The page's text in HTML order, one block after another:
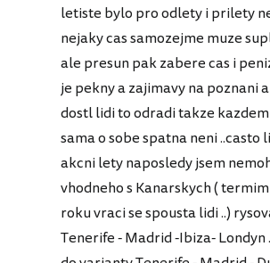
letiste bylo pro odlety i prilety
nejaky cas samozejme muze
ale presun pak zabere cas i
je pekny a zajimavy na poznani
dostl lidi to odradi takze
sama o sobe spatna neni ..casto
akcni lety naposledy jsem
vhodneho s Kanarskych (
roku vraci se spousta lidi ..)
Tenerife - Madrid -Ibiza- Londyn